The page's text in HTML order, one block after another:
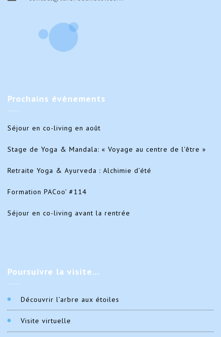
Prochains évènements
Séjour en co-living en août
Stage de Yoga & Mandala: « Voyage au centre de l'être »
Retraite Yoga & Ayurveda : Alchimie d’été
Formation PACoo' #114
Séjour en co-living avant la rentrée
Poursuivre la visite…
Découvrir l’arbre aux étoiles
Visite virtuelle